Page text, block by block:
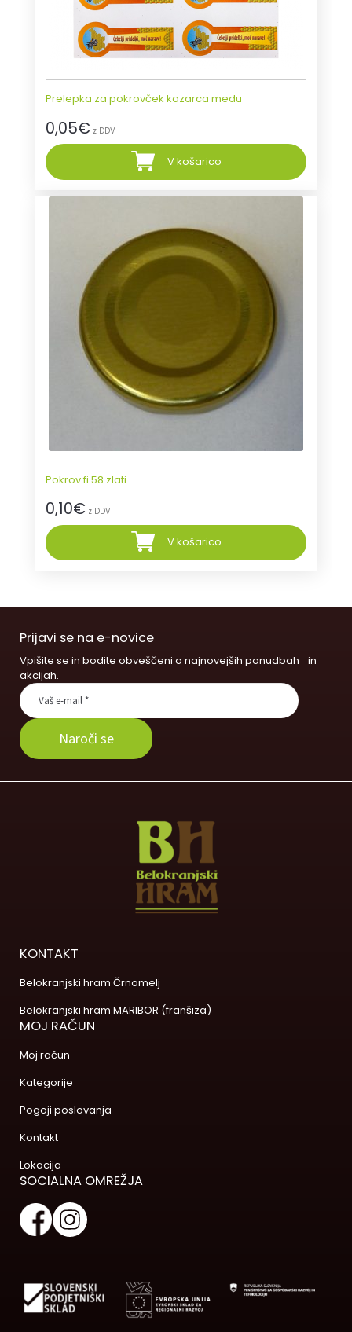
Prelepka za pokrovček kozarca medu
0,05€ z DDV
V košarico
Pokrov fi 58 zlati
0,10€ z DDV
V košarico
Prijavi se na e-novice
Vpišite se in bodite obveščeni o najnovejših ponudbah in
akcijah.
KONTAKT
Belokranjski hram Črnomelj
Belokranjski hram MARIBOR (franšiza)
MOJ RAČUN
Moj račun
Kategorije
Pogoji poslovanja
Kontakt
Lokacija
SOCIALNA OMREŽJA